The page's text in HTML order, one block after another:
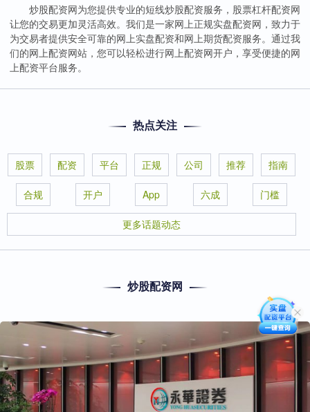
炒股配资网为您提供专业的短线炒股配资服务，股票杠杆配资网
让您的交易更加灵活高效。我们是一家网上正规实盘配资网，致力于
为交易者提供安全可靠的网上实盘配资和网上期货配资服务。通过我
们的网上配资网站，您可以轻松进行网上配资网开户，享受便捷的网
上配资平台服务。
热点关注
股票 配资 平台 正规 公司 推荐 指南
合规 开户 App 六成 门槛
更多话题动态
炒股配资网